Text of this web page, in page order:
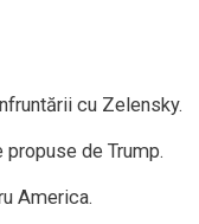
cu Zelensky.
de Trump.
America.